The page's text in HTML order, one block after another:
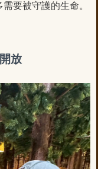
要被守護的生命。
放